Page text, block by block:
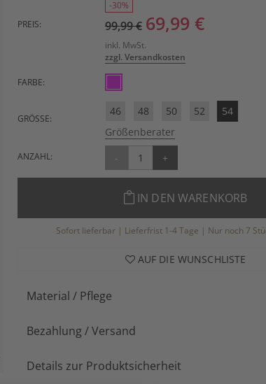
-30%
PREIS:
99,99 € 69,99 €
inkl. MwSt.
zzgl. Versandkosten
FARBE:
GRÖSSE:
46 48 50 52
54
Größenberater
ANZAHL: - +
IN DEN WARENKORB
Sofort lieferbar | Lieferfrist 1-4 Tage | Nur noch 7
AUF DIE WUNSCHLISTE
Material / Pflege
Bezahlung / Versand
Details zur Produktsicherheit